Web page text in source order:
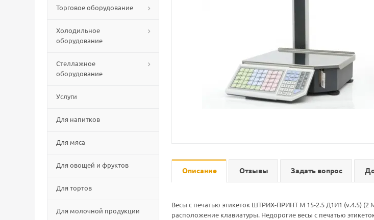
Торговое оборудование
Холодильное
оборудование
Стеллажное
оборудование
Услуги
Для напитков
Для мяса
Для овощей и фруктов
Для тортов
Для молочной продукции
Описание Отзывы Задать вопрос
Весы с печатью этикеток ШТРИХ-ПРИНТ M 15-2.5 Д1И1 (v.4.5)
расположение клавиатуры. Недорогие весы с печатью